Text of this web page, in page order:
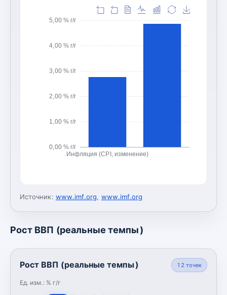
0,00 % г/г
1,00 % г/г
2,00 % г/г
3,00 % г/г
4,00 % г/г
5,00 % г/г
Инфляция (CPI, изменение)
Источник: www.imf.org, www.imf.org
Рост ВВП (реальные темпы)
Рост ВВП (реальные темпы)
Ед. изм.: % г/г
12 точек